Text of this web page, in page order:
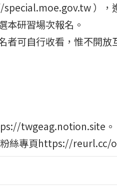
），
本研習場次報名。
者可自行收看，惟不開放
twgeag.notion.site。
絲專頁https://reurl.cc/